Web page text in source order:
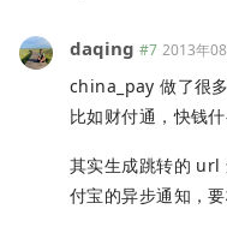
daqing #7 2013年
china_pay 做了很
比如财付通，快钱什
其实生成跳转的 url
付宝的异步通知，要